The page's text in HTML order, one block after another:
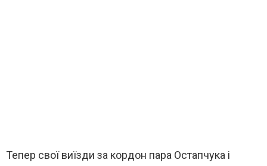
Тепер свої виїзди за кордон пара Остапчука і